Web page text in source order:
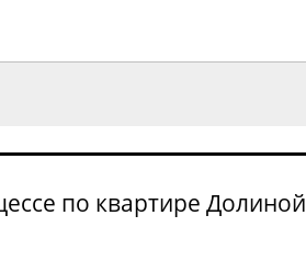
по квартире Долиной